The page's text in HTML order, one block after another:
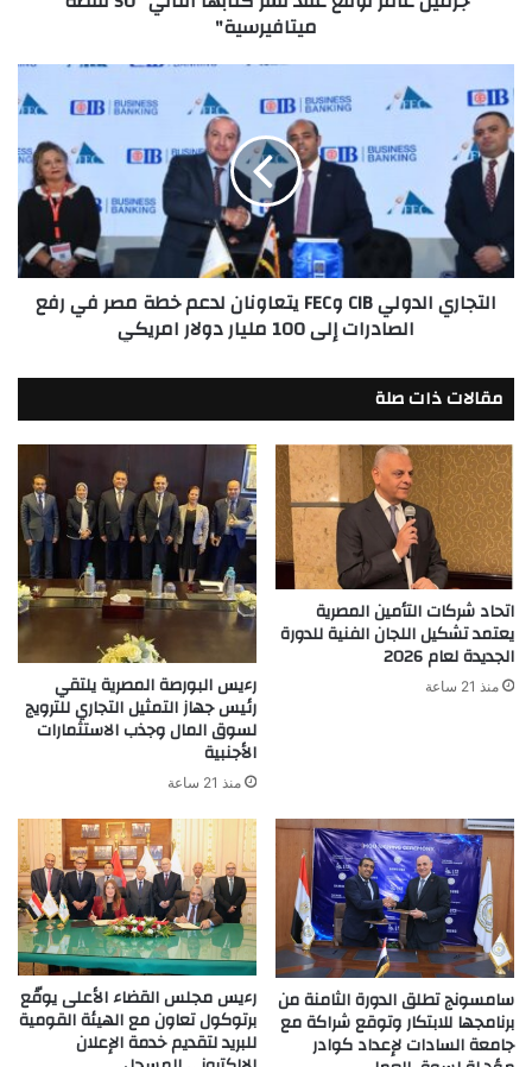
ميتافيرسية"
الدولي
CIB
وFEC
يتعاونان
لدعم
مصر
في
رفع
100
مليار
دولار
امريكي
التجاري الدولي CIB وFEC يتعاونان لدعم خطة مصر في رفع
الصادرات إلى 100 مليار دولار امريكي
مقالات ذات صلة
اتحاد شركات التأمين المصرية
يعتمد تشكيل اللجان الفنية للدورة
الجديدة لعام 2026
منذ 21 ساعة رءيس البورصة المصرية يلتقي
رئيس جهاز التمثيل التجاري للترويج
لسوق المال وجذب الاستثمارات
الأجنبية
منذ 21 ساعة
سامسونج تطلق الدورة الثامنة من
برنامجها للابتكار وتوقع شراكة مع
جامعة السادات لإعداد كوادر
رءيس مجلس القضاء الأعلى يوقّع
برتوكول تعاون مع الهيئة القومية
للبريد لتقديم خدمة الإعلان